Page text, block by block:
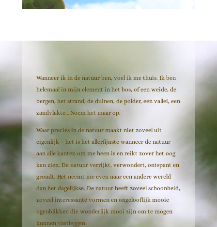
Wanneer ik in de natuur ben, voel ik me thuis. Ik ben
helemaal in mijn element in het bos, of een weide, de
bergen, het strand, de duinen, de polder, een vallei, een
zandvlakte… Noem het maar op.
Waar precies in de natuur maakt niet zoveel uit
eigenlijk – het is het allerfijnste wanneer de natuur
aan alle kanten om me heen is en reikt zover het oog
kan zien. De natuur verrijkt, verwondert, ontspant en
grondt. Het neemt me even naar een andere wereld
dan het dagelijkse. De natuur heeft zoveel schoonheid,
zoveel interessante vormen en ongelooflijk mooie
ogenblikken die wonderlijk mooi zijn om te mogen
kunnen vastleggen.